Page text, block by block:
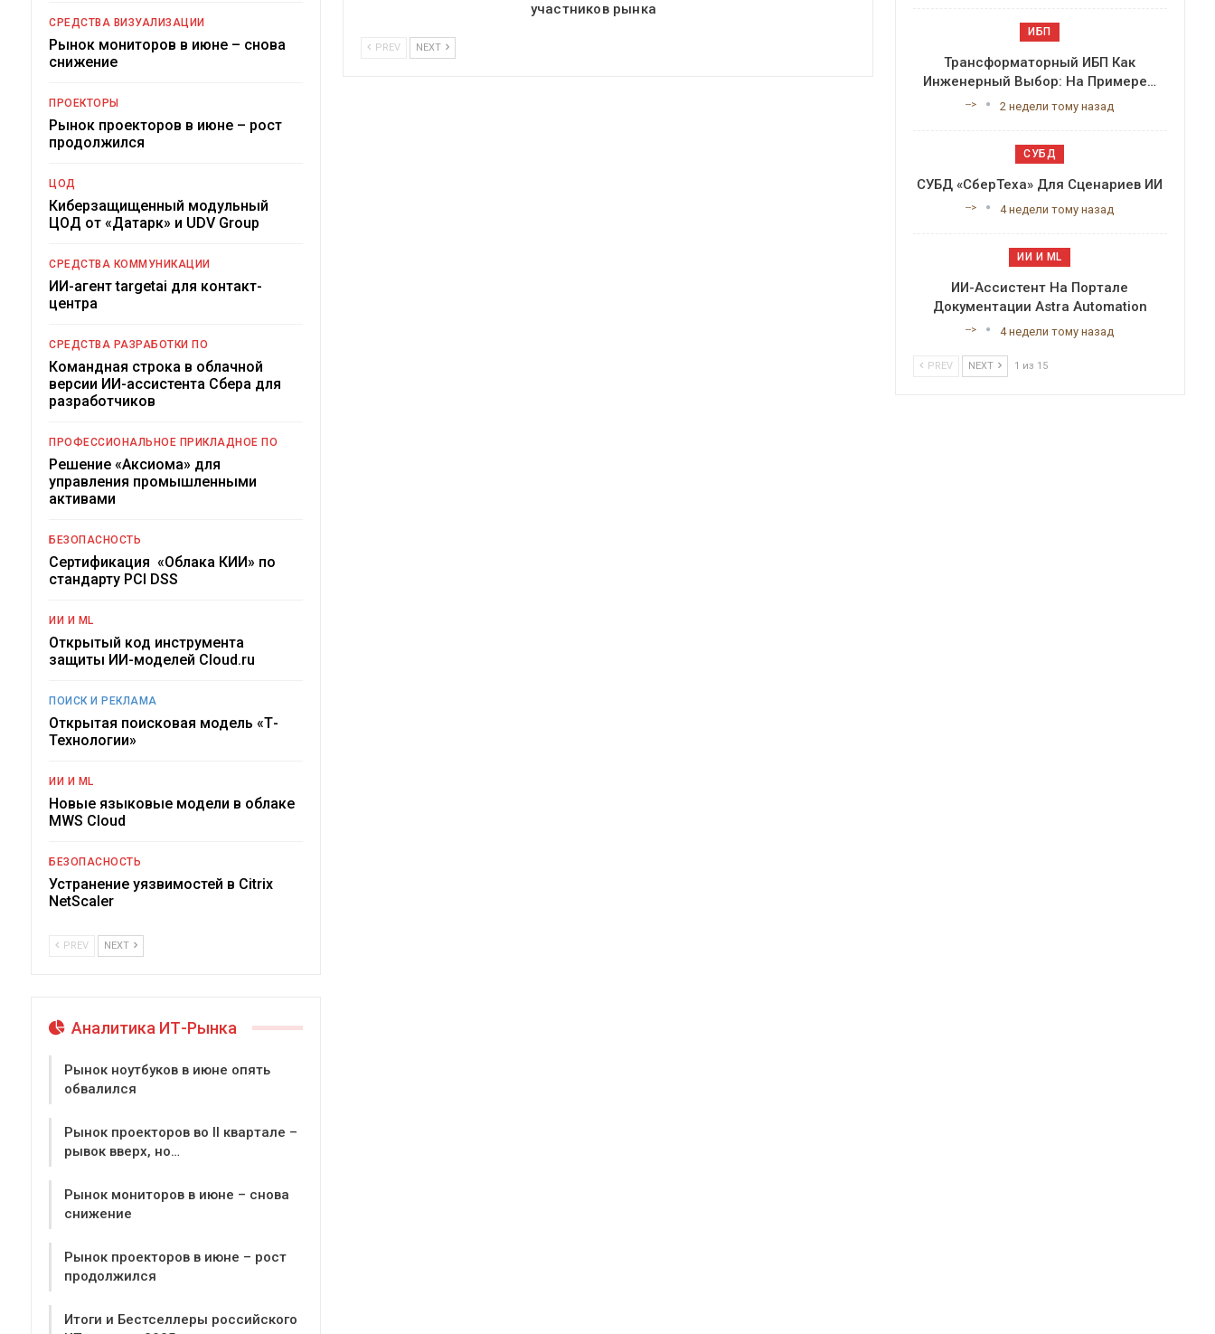
участников рынка
PREV NEXT
СРЕДСТВА ВИЗУАЛИЗАЦИИ
Рынок мониторов в июне – снова
снижение
ПРОЕКТОРЫ
Рынок проекторов в июне – рост
продолжился
ЦОД
Киберзащищенный модульный
ЦОД от «Датарк» и UDV Group
СРЕДСТВА КОММУНИКАЦИИ
ИИ-агент targetai для контакт-
центра
СРЕДСТВА РАЗРАБОТКИ ПО
Командная строка в облачной
версии ИИ-ассистента Сбера для
разработчиков
ПРОФЕССИОНАЛЬНОЕ ПРИКЛАДНОЕ ПО
Решение «Аксиома» для
управления промышленными
активами
БЕЗОПАСНОСТЬ
Сертификация «Облака КИИ» по
стандарту PCI DSS
ИИ И ML
Открытый код инструмента
защиты ИИ-моделей Cloud.ru
ПОИСК И РЕКЛАМА
Открытая поисковая модель «Т-
Технологии»
ИИ И ML
Новые языковые модели в облаке
MWS Cloud
БЕЗОПАСНОСТЬ
Устранение уязвимостей в Citrix
NetScaler
PREV NEXT
Аналитика ИТ-Рынка
Рынок ноутбуков в июне опять
обвалился
Рынок проекторов во II квартале –
рывок вверх, но…
Рынок мониторов в июне – снова
снижение
Рынок проекторов в июне – рост
продолжился
Итоги и Бестселлеры российского
ИБП
Трансформаторный ИБП Как
Инженерный Выбор: На Примере…
--> 2 недели тому назад
СУБД
СУБД «СберТеха» Для Сценариев ИИ
--> 4 недели тому назад
ИИ И ML
ИИ-Ассистент На Портале
Документации Astra Automation
--> 4 недели тому назад
PREV NEXT 1 из 15